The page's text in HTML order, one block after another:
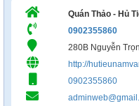
Quán Thảo - Hủ
0902355860
280B Nguyễn
http://
0902355860